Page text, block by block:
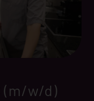
(m/w/d)